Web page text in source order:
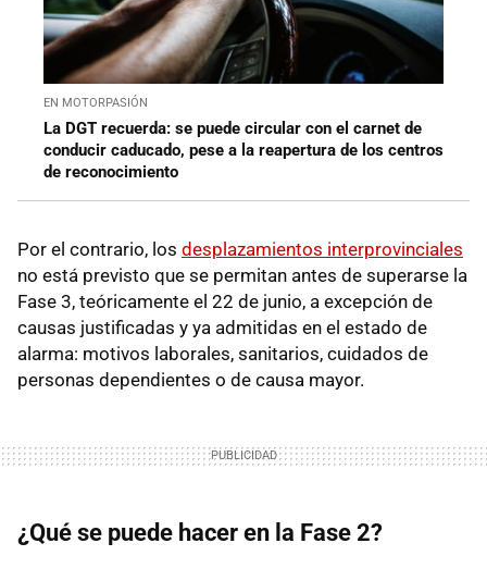
EN MOTORPASIÓN
La DGT recuerda: se puede circular con el carnet de
conducir caducado, pese a la reapertura de los centros
de reconocimiento
Por el contrario, los desplazamientos interprovinciales
no está previsto que se permitan antes de superarse la
Fase 3, teóricamente el 22 de junio, a excepción de
causas justificadas y ya admitidas en el estado de
alarma: motivos laborales, sanitarios, cuidados de
personas dependientes o de causa mayor.
¿Qué se puede hacer en la Fase 2?